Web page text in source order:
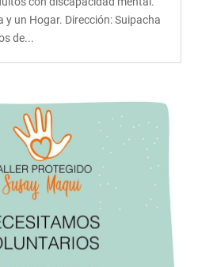
y un Hogar. Dirección: Suipacha
de...